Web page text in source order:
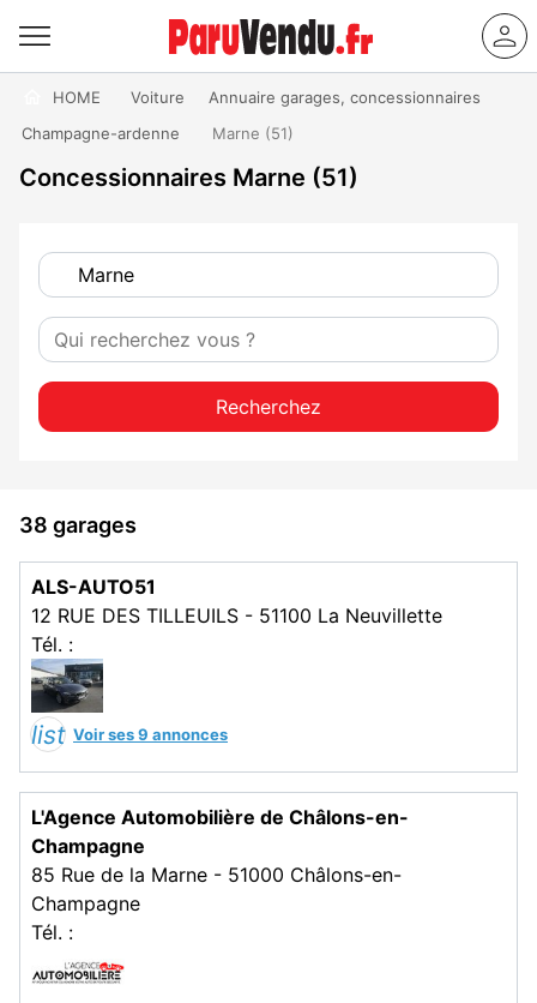
HOME Voiture
Annuaire garages, concessionnaires
Champagne-ardenne
Marne (51)
Concessionnaires Marne (51)
Recherchez
38 garages
ALS-AUTO51
12 RUE DES TILLEUILS - 51100 La Neuvillette
Tél. :
list Voir ses 9 annonces
L'Agence Automobilière de Châlons-en-
Champagne
85 Rue de la Marne - 51000 Châlons-en-
Champagne
Tél. :